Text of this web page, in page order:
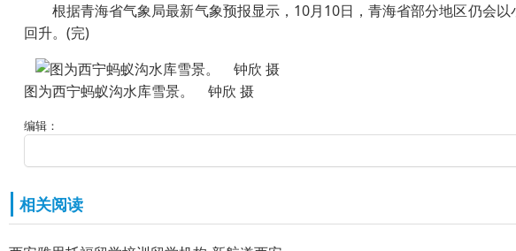
根据青海省气象局最新气象预报显示，10月10日，青海省部分地区仍会以
回升。(完)
图为西宁蚂蚁沟水库雪景。 钟欣 摄
编辑：
相关阅读